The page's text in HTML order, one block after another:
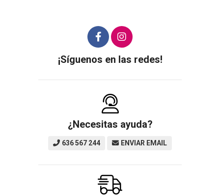
¡Síguenos en las redes!
¿Necesitas ayuda?
636 567 244 ENVIAR EMAIL